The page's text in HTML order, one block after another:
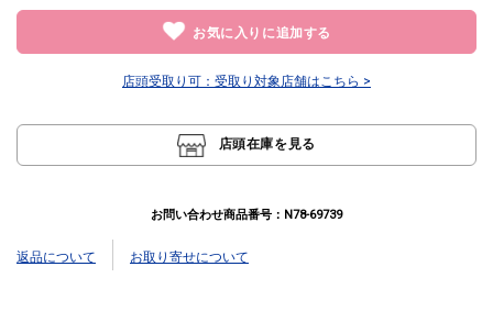
お気に入りに追加する
店頭受取り可： 受取り対象店舗はこちら >
店頭在庫を見る
お問い合わせ商品番号： N78-69739
返品について お取り寄せについて